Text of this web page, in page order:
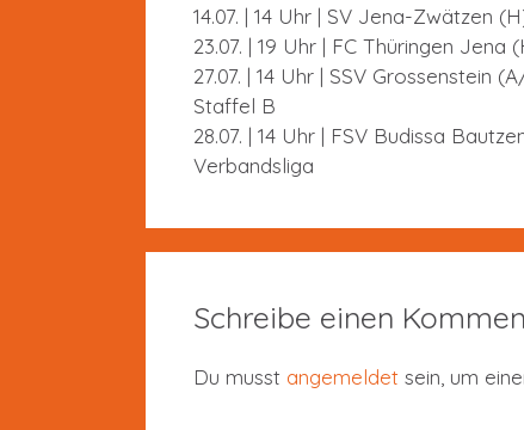
14.07. | 14 Uhr | SV Jena-Zwätzen
23.07. | 19 Uhr | FC Thüringen
27.07. | 14 Uhr | SSV Grossenstein
Staffel B
28.07. | 14 Uhr | FSV Budissa
Verbandsliga
Schreibe einen
Du musst angemeldet sein, um